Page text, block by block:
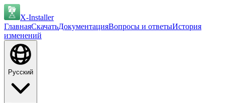
X-Installer
ГлавнаяСкачатьДокументацияВопросы и ответыИстория
изменений
Русский